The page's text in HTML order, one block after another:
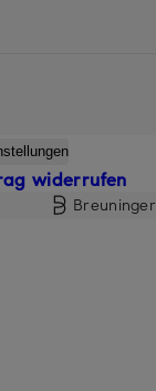
widerrufen
Breuninger